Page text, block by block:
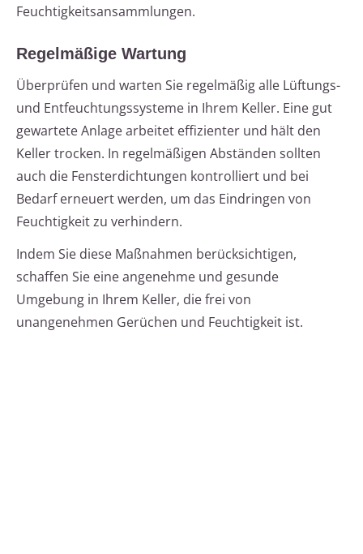
Feuchtigkeitsansammlungen.
Regelmäßige Wartung
Überprüfen und warten Sie regelmäßig alle Lüftungs-
und Entfeuchtungssysteme in Ihrem Keller. Eine gut
gewartete Anlage arbeitet effizienter und hält den
Keller trocken. In regelmäßigen Abständen sollten
auch die Fensterdichtungen kontrolliert und bei
Bedarf erneuert werden, um das Eindringen von
Feuchtigkeit zu verhindern.
Indem Sie diese Maßnahmen berücksichtigen,
schaffen Sie eine angenehme und gesunde
Umgebung in Ihrem Keller, die frei von
unangenehmen Gerüchen und Feuchtigkeit ist.